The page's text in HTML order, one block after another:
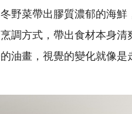
野菜帶出膠質濃郁的海
調方式，帶出食材本身
油畫，視覺的變化就像是